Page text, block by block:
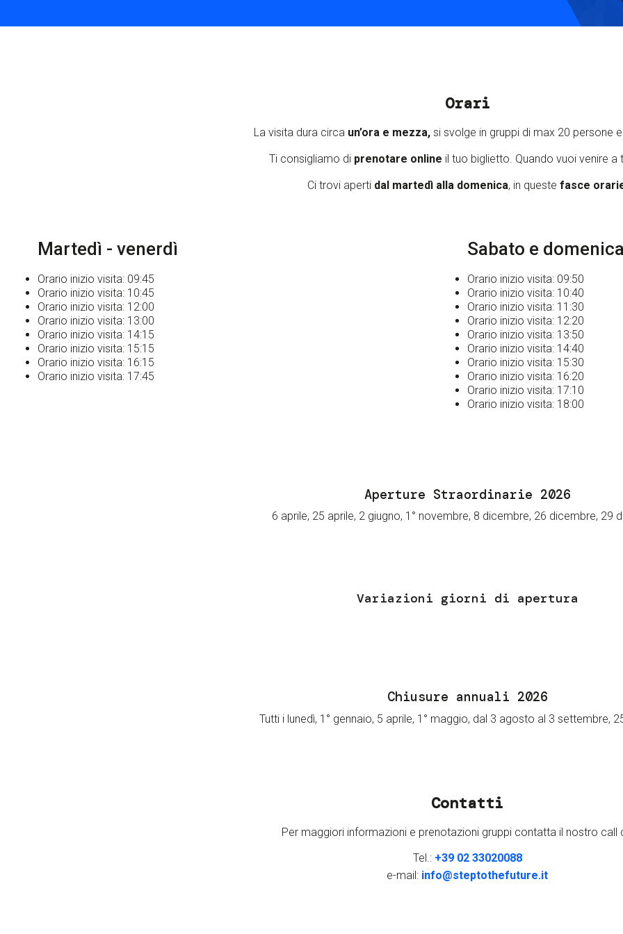
Orari
La visita dura circa un’ora e mezza, si svolge in gruppi di max 20 persone
Ti consigliamo di prenotare online il tuo biglietto. Quando vuoi venire a
Ci trovi aperti dal martedì alla domenica, in queste fasce
Martedì - venerdì
Orario inizio visita: 09:45
Orario inizio visita: 10:45
Orario inizio visita: 12:00
Orario inizio visita: 13:00
Orario inizio visita: 14:15
Orario inizio visita: 15:15
Orario inizio visita: 16:15
Orario inizio visita: 17:45
Sabato e domenica
Orario inizio visita: 09:50
Orario inizio visita: 10:40
Orario inizio visita: 11:30
Orario inizio visita: 12:20
Orario inizio visita: 13:50
Orario inizio visita: 14:40
Orario inizio visita: 15:30
Orario inizio visita: 16:20
Orario inizio visita: 17:10
Orario inizio visita: 18:00
Aperture Straordinarie 2026
6 aprile, 25 aprile, 2 giugno, 1° novembre, 8 dicembre, 26 dicembre, 29
Variazioni giorni di apertura
Chiusure annuali 2026
Tutti i lunedì, 1° gennaio, 5 aprile, 1° maggio, dal 3 agosto al 3 settembre,
Contatti
Per maggiori informazioni e prenotazioni gruppi contatta il nostro call
Tel.: +39 02 33020088
e-mail: info@steptothefuture.it